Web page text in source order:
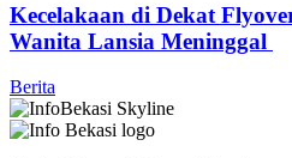
Kecelakaan di Dekat
Wanita Lansia Meninggal
Berita